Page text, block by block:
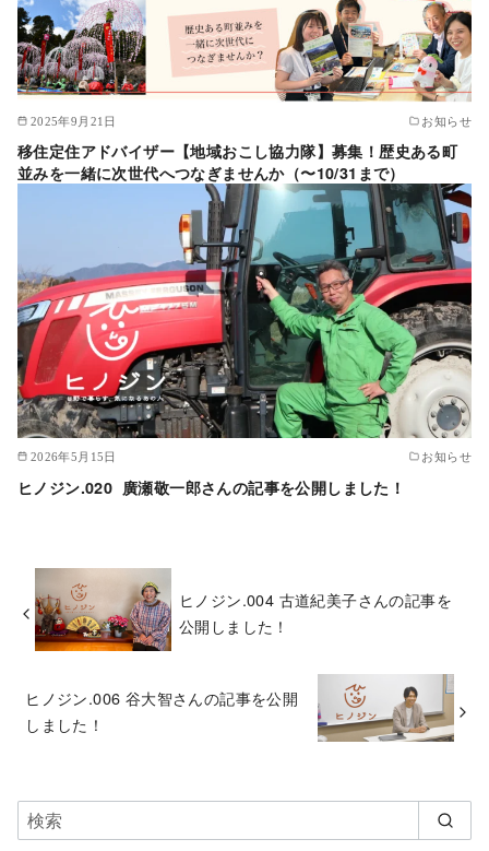
2025年9月21日 お知らせ
移住定住アドバイザー【地域おこし協力隊】募集！歴史ある町
並みを一緒に次世代へつなぎませんか（〜10/31まで）
2026年5月15日 お知らせ
ヒノジン.020 廣瀬敬一郎さんの記事を公開しました！
ヒノジン.004 古道紀美子さんの記事を
公開しました！
ヒノジン.006 谷大智さんの記事を公開
しました！